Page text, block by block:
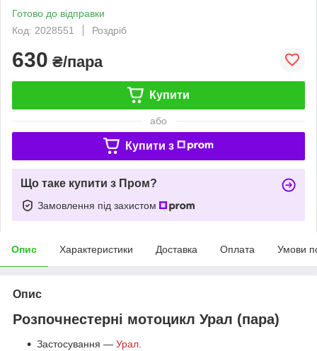
Готово до відправки
Код: 2028551
Роздріб
630 ₴/пара
Купити
або
Купити з
Що таке купити з Пром?
Замовлення під захистом
Опис Характеристики Доставка Оплата Умови
Опис
Розпочнестерні мотоцикл Урал (пара)
Застосування — Урал.